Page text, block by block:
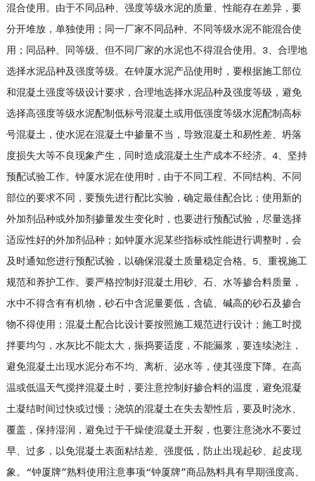
混合使用。由于不同品种、强度等级水泥的质量、性能存在差异，要
分开堆放，单独使用；同一厂家不同品种、不同等级水泥不能混合使
用；同品种、同等级、但不同厂家的水泥也不得混合使用。3、合理地
选择水泥品种及强度等级。在钟厦水泥产品使用时，要根据施工部位
和混凝土强度等级设计要求，合理地选择水泥品种及强度等级，避免
选择高强度等级水泥配制低标号混凝土或用低强度等级水泥配制高标
号混凝土，使水泥在混凝土中掺量不当，导致混凝土和易性差、坍落
度损失大等不良现象产生，同时造成混凝土生产成本不经济。4、坚持
预配试验工作。钟厦水泥在使用时，由于不同工程、不同结构、不同
部位的要求不同，要预先进行配比实验，确定最佳配合比；使用新的
外加剂品种或外加剂掺量发生变化时，也要进行预配试验，尽量选择
适应性好的外加剂品种；如钟厦水泥某些指标或性能进行调整时，会
及时通知您进行预配试验，以确保混凝土质量稳定合格。5、重视施工
规范和养护工作。要严格控制好混凝土用砂、石、水等掺合料质量，
水中不得含有有机物，砂石中含泥量要低，含硫、碱高的砂石及掺合
物不得使用；混凝土配合比设计要按照施工规范进行设计；施工时搅
拌要均匀，水灰比不能太大，振捣要适度，不能漏浆，要连续浇注，
避免混凝土出现水泥分布不均、离析、泌水等，使其强度下降。在高
温或低温天气搅拌混凝土时，要注意控制好掺合料的温度，避免混凝
土凝结时间过快或过慢；浇筑的混凝土在失去塑性后，要及时浇水、
覆盖，保持湿润，避免过于干燥使混凝土开裂，也要注意浇水不要过
早、过多，以免混凝土表面粘结差、强度低，防止出现起砂、起皮现
象。“钟厦牌”熟料使用注意事项“钟厦牌”商品熟料具有早期强度高、